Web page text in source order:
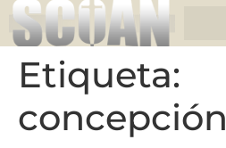
Etiqueta:
concepción